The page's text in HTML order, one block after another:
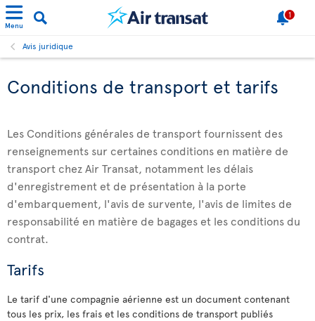
Menu
1
Avis juridique
Conditions de transport et tarifs
Les Conditions générales de transport fournissent des
renseignements sur certaines conditions en matière de
transport chez Air Transat, notamment les délais
d'enregistrement et de présentation à la porte
d'embarquement, l'avis de survente, l'avis de limites de
responsabilité en matière de bagages et les conditions du
contrat.
Tarifs
Le tarif d'une compagnie aérienne est un document contenant
tous les prix, les frais et les conditions de transport publiés